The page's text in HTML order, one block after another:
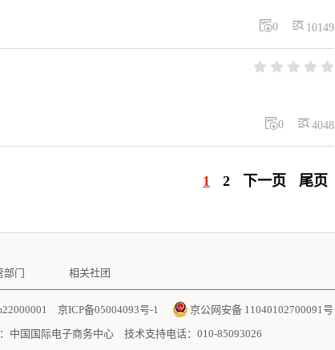
 10149
0
    
4048
0
1 2 下一页 尾页
部门 相关社团
京ICP备05004093号-1
京公网安备 11040102700091号
中国国际电子商务中心 技术支持电话：010-85093026